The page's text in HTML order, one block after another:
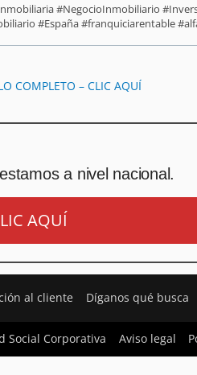
#NegocioInmobiliario
#España #franquiciarentable
COMPLETO – CLIC AQUÍ
a nivel nacional.
AQUÍ
al cliente Díganos qué busca
Social Corporativa Aviso legal